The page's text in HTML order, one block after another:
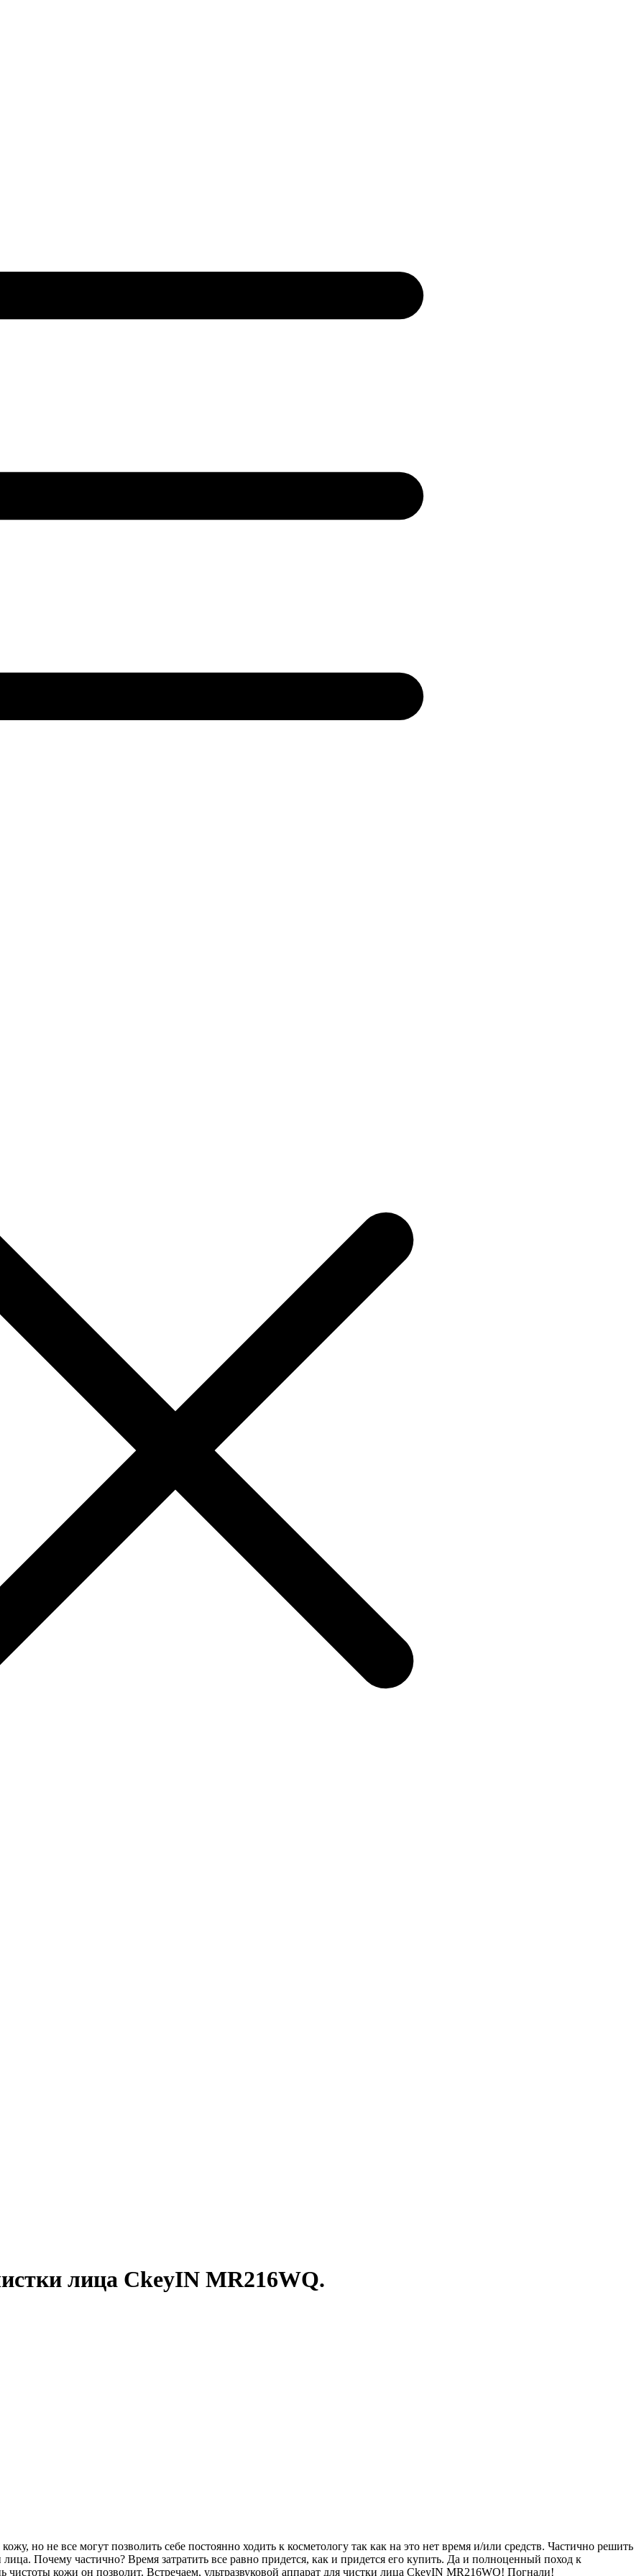
лица CkeyIN MR216WQ.
но не все могут позволить себе постоянно ходить к косметологу так как на это нет время и/или средств. Частично решить
Почему частично? Время затратить все равно придется, как и придется его купить. Да и полноценный поход к
чистоты кожи он позволит. Встречаем, ультразвуковой аппарат для чистки лица CkeyIN MR216WQ! Погнали!